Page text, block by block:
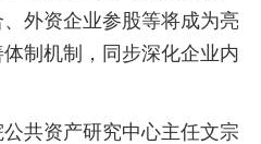
外资企业参股等将成为亮
制机制，同步深化企业内
共资产研究中心主任文宗